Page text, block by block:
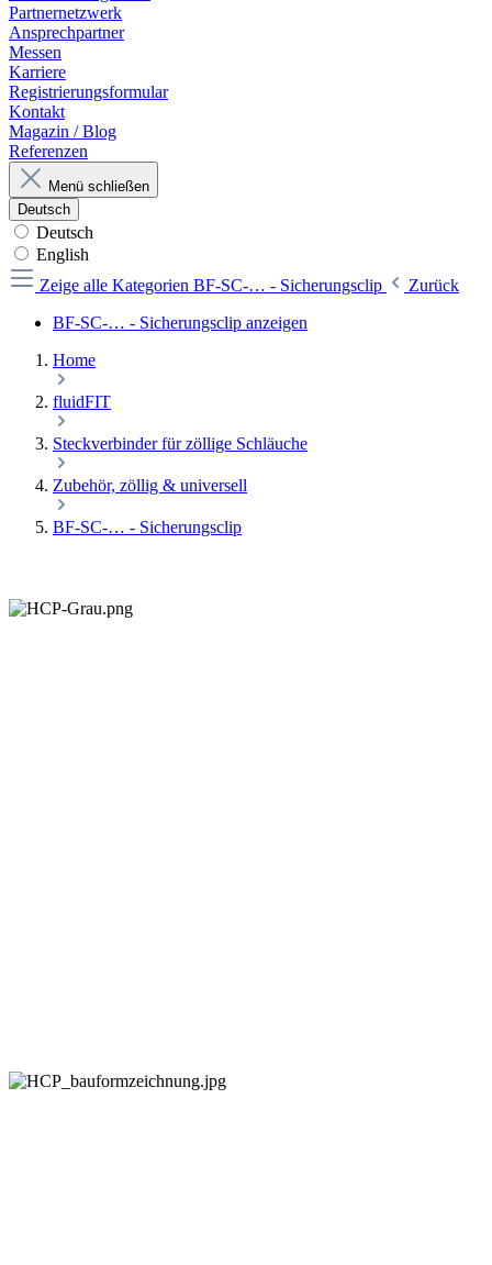
Partnernetzwerk
Ansprechpartner
Messen
Karriere
Registrierungsformular
Kontakt
Magazin / Blog
Referenzen
Menü schließen
Deutsch
Deutsch
English
Zeige alle Kategorien BF-SC-… - Sicherungsclip
Zurück
BF-SC-… - Sicherungsclip anzeigen
Home
fluidFIT
Steckverbinder für zöllige Schläuche
Zubehör, zöllig & universell
BF-SC-… - Sicherungsclip